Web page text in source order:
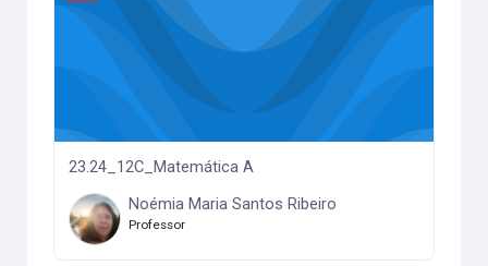
23.24_12C_Matemática A
Noémia Maria Santos Ribeiro
Professor